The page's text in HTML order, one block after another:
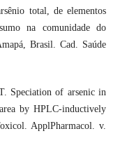
total, de elementos
na comunidade do
Brasil. Cad. Saúde
of arsenic in
by HPLC-inductively
ApplPharmacol. v.